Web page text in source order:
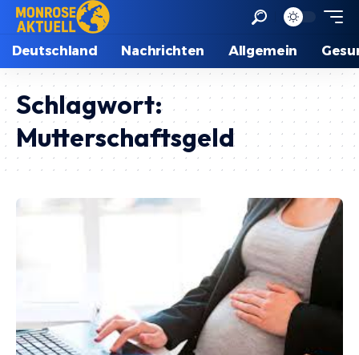
Deutschland Nachrichten Allgemein
Schlagwort:
Mutterschaftsgeld